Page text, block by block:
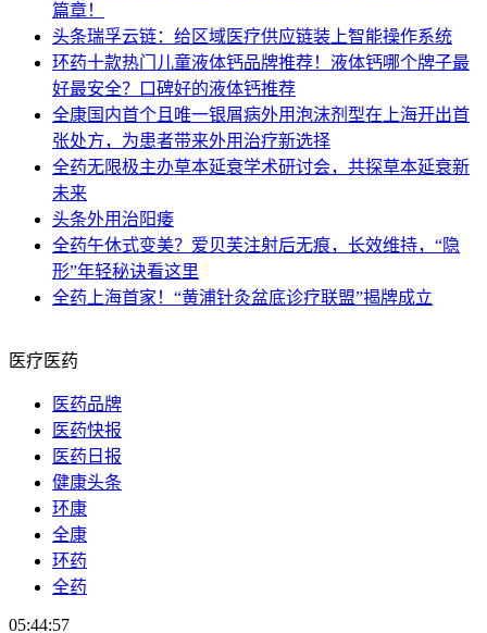
篇章！
头条瑞孚云链：给区域医疗供应链装上智能操作系统
环药十款热门儿童液体钙品牌推荐！液体钙哪个牌子最
好最安全？口碑好的液体钙推荐
全康国内首个且唯一银屑病外用泡沫剂型在上海开出首
张处方，为患者带来外用治疗新选择
全药无限极主办草本延衰学术研讨会，共探草本延衰新
未来
头条外用治阳痿
全药午休式变美？爱贝芙注射后无痕，长效维持，“隐
形”年轻秘诀看这里
全药 上海首家！“黄浦针灸盆底诊疗联盟”揭牌成立
医疗医药
医药品牌
医药快报
医药日报
健康头条
环康
全康
环药
全药
05:44:57